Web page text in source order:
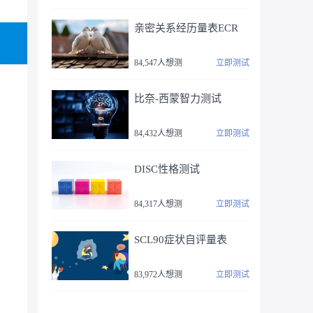
亲密关系经历量表ECR
84,547人想测 立即测试
比奈-西蒙智力测试
84,432人想测 立即测试
DISC性格测试
84,317人想测 立即测试
SCL90症状自评量表
83,972人想测 立即测试